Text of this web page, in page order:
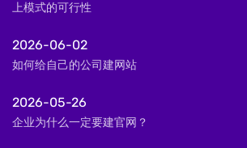
上模式的可行性
2026-06-02
如何给自己的公司建网站
2026-05-26
企业为什么一定要建官网？